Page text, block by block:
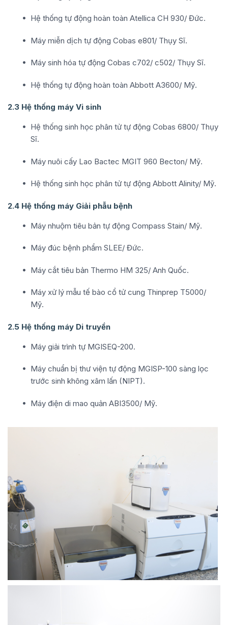
Hệ thống tự động hoàn toàn Atellica CH 930/ Đức.
Máy miễn dịch tự động Cobas e801/ Thụy Sĩ.
Máy sinh hóa tự động Cobas c702/ c502/ Thụy Sĩ.
Hệ thống tự động hoàn toàn Abbott A3600/ Mỹ.
2.3 Hệ thống máy Vi sinh
Hệ thống sinh học phân tử tự động Cobas 6800/ Thụy
Sĩ.
Máy nuôi cấy Lao Bactec MGIT 960 Becton/ Mỹ.
Hệ thống sinh học phân tử tự động Abbott Alinity/ Mỹ.
2.4 Hệ thống máy Giải phẫu bệnh
Máy nhuộm tiêu bản tự động Compass Stain/ Mỹ.
Máy đúc bệnh phẩm SLEE/ Đức.
Máy cắt tiêu bản Thermo HM 325/ Anh Quốc.
Máy xử lý mẫu tế bào cổ tử cung Thinprep T5000/
Mỹ.
2.5 Hệ thống máy Di truyền
Máy giải trình tự MGISEQ-200.
Máy chuẩn bị thư viện tự động MGISP-100 sàng lọc
trước sinh không xâm lấn (NIPT).
Máy điện di mao quản ABI3500/ Mỹ.